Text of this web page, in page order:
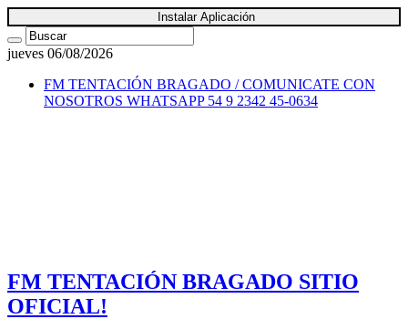
Instalar Aplicación
jueves 06/08/2026
FM TENTACIÓN BRAGADO / COMUNICATE CON
NOSOTROS WHATSAPP 54 9 2342 45-0634
FM TENTACIÓN BRAGADO SITIO
OFICIAL!